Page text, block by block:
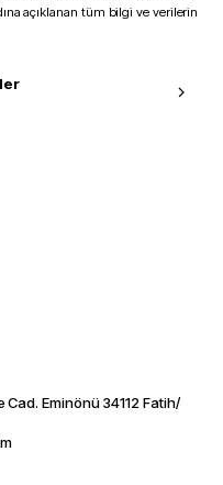
açıklanan tüm bilgi ve verilerin
Eminönü 34112 Fatih/